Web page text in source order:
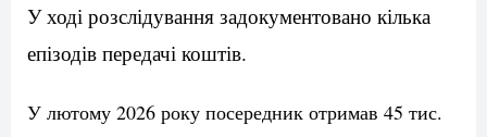
У ході розслідування задокументовано кілька
епізодів передачі коштів.
У лютому 2026 року посередник отримав 45 тис.